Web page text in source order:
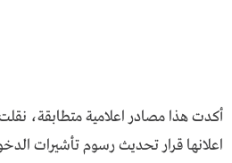
أكدت هذا مصادر اعلامية متطابقة،
اعلانها قرار تحديث رسوم تأشيرات